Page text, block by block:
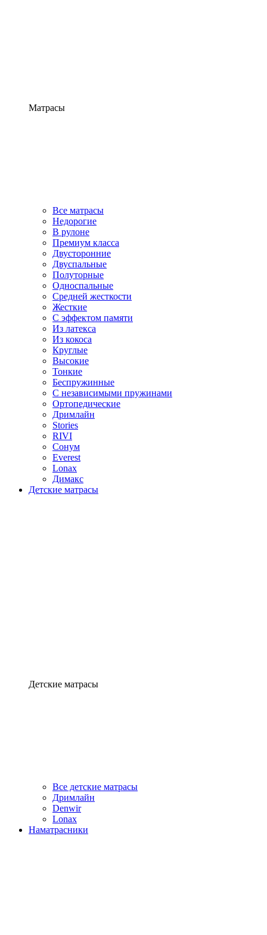
Матрасы
Все матрасы
Недорогие
В рулоне
Премиум класса
Двусторонние
Двуспальные
Полуторные
Односпальные
Средней жесткости
Жесткие
С эффектом памяти
Из латекса
Из кокоса
Круглые
Высокие
Тонкие
Беспружинные
С независимыми пружинами
Ортопедические
Дримлайн
Stories
RIVI
Сонум
Everest
Lonax
Димакс
Детские матрасы
Детские матрасы
Все детские матрасы
Дримлайн
Denwir
Lonax
Наматрасники